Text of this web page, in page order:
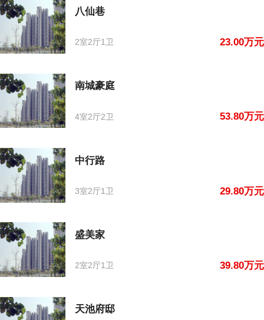
八仙巷
2室2厅1卫 23.00万元
南城豪庭
4室2厅2卫 53.80万元
中行路
3室2厅1卫 29.80万元
盛美家
2室2厅1卫 39.80万元
天池府邸